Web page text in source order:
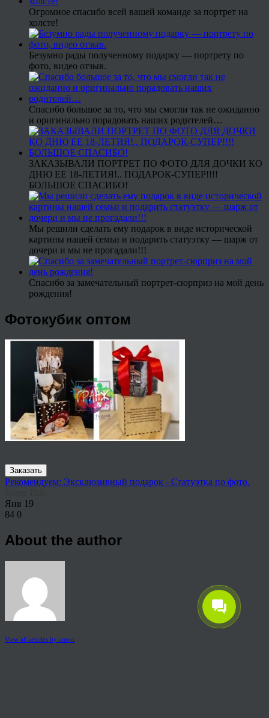
Огромное спасибо всей вашей команде за портрет на
холсте!
Безумно рады полученному подарку — портрету по
фото, видео отзыв.
Спасибо большое за то, что мы смогли так не ожиданно
и оригинально порадовать наших родителей…
ЗАКАЗЫВАЛИ ПОРТРЕТ ПО ФОТО ДЛЯ ДОЧКИ КО
ДНЮ ЕЕ 18-ЛЕТИЯ!.. ПОДАРОК-СУПЕР!!!!
БОЛЬШОЕ СПАСИБО!
Мы решили сделать ему подарок в виде исторической
картины нашей семьи и подарить статуэтку — шарж от
дочери и мы не прогадали!!!
Спасибо за замечательный портрет-сюрприз на мой день
рождения!
Фотокубик оптом
Заказать
Рекомендуем: Эксклюзивный подарок - Статуэтка по фото.
Янв 19
84 0
About the author
View all articles by anton